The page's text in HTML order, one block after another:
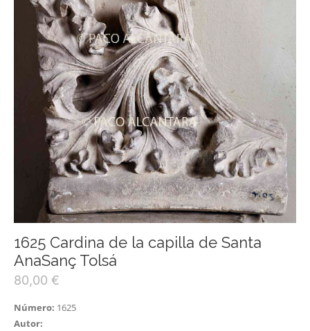
1625 Cardina de la capilla de Santa
AnaSanç Tolsá
80,00 €
Número: 1625
Autor: